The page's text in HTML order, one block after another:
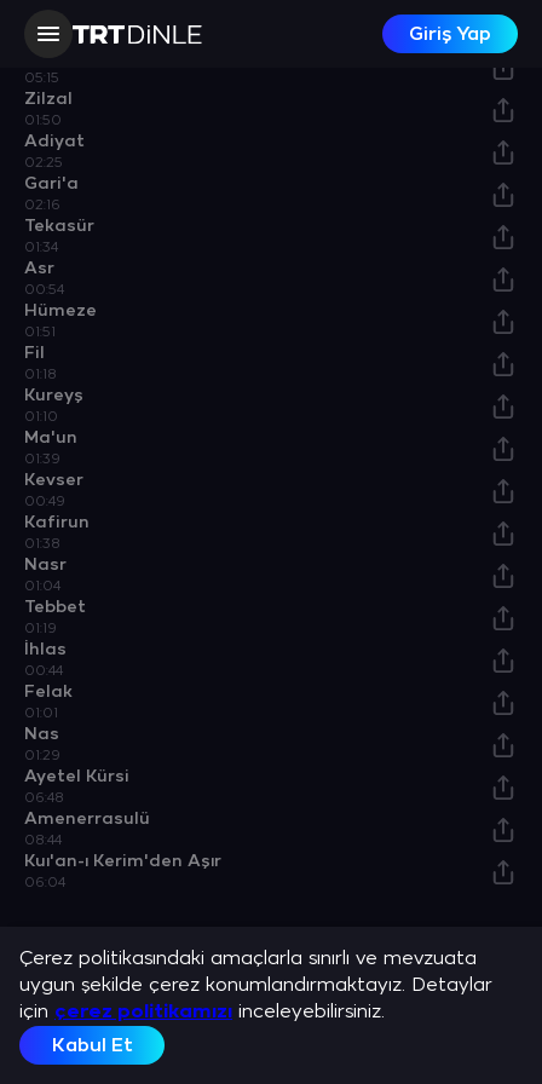
Giriş Yap
01:48
05:15
Zilzal
01:50
Adiyat
02:25
Gari'a
02:16
Tekasür
01:34
Asr
00:54
Hümeze
01:51
Fil
01:18
Kureyş
01:10
Ma'un
01:39
Kevser
00:49
Kafirun
01:38
Nasr
01:04
Tebbet
01:19
İhlas
00:44
Felak
01:01
Nas
01:29
Ayetel Kürsi
06:48
Amenerrasulü
08:44
Kuı'an-ı Kerim'den Aşır
06:04
Albümler
Gül Peygamberim
Albüm
Seçme Sureler
Albüm
Cürmüm ile Geldim Sana 2
Albüm
Açıklama
Mustafa Özcan Güneşdoğdu ve en sevilen şarkılarını dinle.
Çerez politikasındaki amaçlarla sınırlı ve mevzuata
uygun şekilde çerez konumlandırmaktayız. Detaylar
için çerez politikamızı inceleyebilirsiniz.
Kabul Et